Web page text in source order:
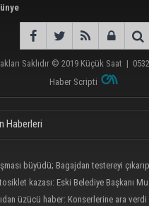
Saklıdır © 2019 Küçük Saat |
Haber Scripti
Haberleri
büyüdü; Bagajdan testereyi
kazası: Eski Belediye Başkanı
üzücü haber: Konserlerine ara verdi